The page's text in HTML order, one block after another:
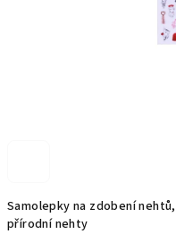
Samolepky na zdobení
přírodní nehty